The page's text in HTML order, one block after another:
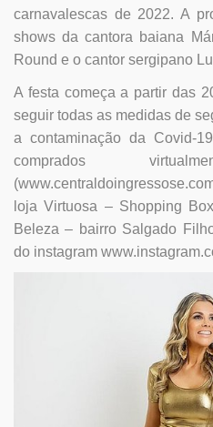
carnavalescas de 2022. A
shows da cantora baiana
Round e o cantor sergipano
A festa começa a partir das
seguir todas as medidas de
a contaminação da Covid-
comprados
loja Virtuosa – Shopping
Beleza – bairro Salgado
do instagram